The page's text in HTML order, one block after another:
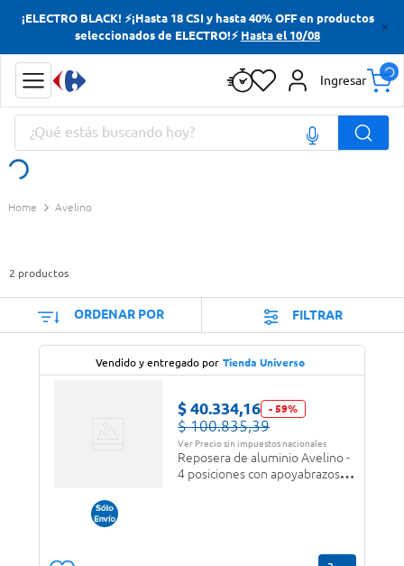
¡ELECTRO BLACK! ⚡¡Hasta 18 CSI y hasta 40% OFF en productos
seleccionados de ELECTRO!⚡ Hasta el 10/08
Ingresar
¿Qué estás buscando hoy?
Avelino
2 productos
ORDENAR POR FILTRAR
Vendido y entregado por Tienda Universo
$ 40.334,16 -59%
$ 100.835,39
Ver Precio sin impuestos nacionales
Reposera de aluminio Avelino -
4 posiciones con apoyabrazos
Términos más buscados
Yerba
Doves
Términos más buscados
Yerba
Cerveza
Doves
Jabon Tocador